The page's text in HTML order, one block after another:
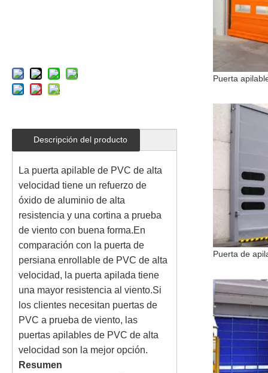
Descripción del producto
La puerta apilable de PVC de alta
velocidad tiene un refuerzo de
óxido de aluminio de alta
resistencia y una cortina a prueba
de viento con buena forma.En
comparación con la puerta de
persiana enrollable de PVC de alta
velocidad, la puerta apilada tiene
una mayor resistencia al viento.Si
los clientes necesitan puertas de
PVC a prueba de viento, las
puertas apilables de PVC de alta
velocidad son la mejor opción.
Resumen